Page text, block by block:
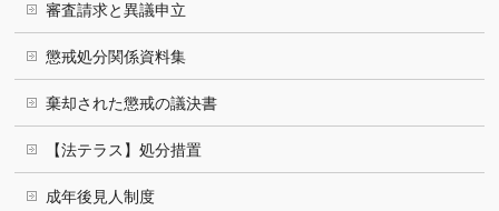
審査請求と異議申立
懲戒処分関係資料集
棄却された懲戒の議決書
【法テラス】処分措置
成年後見人制度